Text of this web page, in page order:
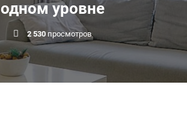
одном уровне
2 530 просмотров